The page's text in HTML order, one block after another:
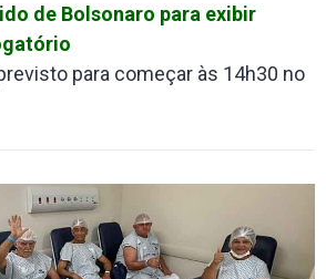
de Bolsonaro para exibir
para começar às 14h30 no